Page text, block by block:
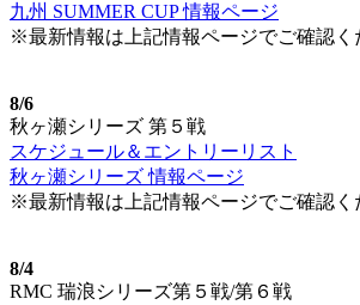
九州 SUMMER CUP 情報ページ
※最新情報は上記情報ページでご確認く
8/6
秋ヶ瀬シリーズ 第５戦
スケジュール＆エントリーリスト
秋ヶ瀬シリーズ 情報ページ
※最新情報は上記情報ページでご確認く
8/4
RMC 瑞浪シリーズ第５戦/第６戦